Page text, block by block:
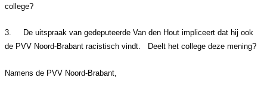
college?
De uitspraak van gedeputeerde Van den Hout impliceert dat hij ook
de PVV Noord-Brabant racistisch vindt. Deelt het college deze mening?
Namens de PVV Noord-Brabant,